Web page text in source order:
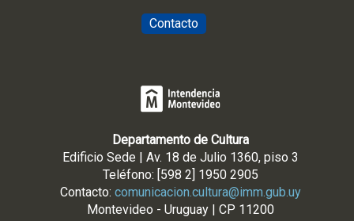
Contacto
Departamento de Cultura
Edificio Sede | Av. 18 de Julio 1360, piso 3
Teléfono: [598 2] 1950 2905
Contacto: comunicacion.cultura@imm.gub.uy
Montevideo - Uruguay | CP 11200